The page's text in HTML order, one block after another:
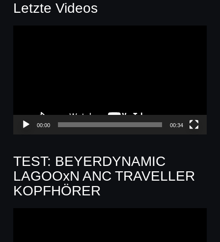
Letzte Videos
00:00 00:34
TEST: BEYERDYNAMIC
LAGOOxN ANC TRAVELLER
KOPFHÖRER